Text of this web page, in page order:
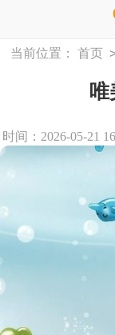
当前位置： 首页
唯
时间：2026-05-21